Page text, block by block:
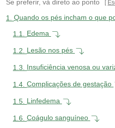
Se preferir, vá direto ao ponto
1.
Quando os pés incham o que
1.1.
Edema
1.2. Lesão nos pés
1.3. Insuficiência venosa ou
1.4. Complicações de gestação
1.5. Linfedema
1.6. Coágulo sanguíneo